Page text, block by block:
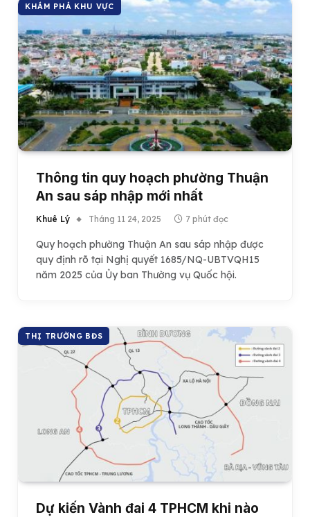
KHÁM PHÁ KHU VỰC
Thông tin quy hoạch phường Thuận
An sau sáp nhập mới nhất
Khuê Lý Tháng 11 24, 2025 7 phút đọc
Quy hoạch phường Thuận An sau sáp nhập được
quy định rõ tại Nghị quyết 1685/NQ-UBTVQH15
năm 2025 của Ủy ban Thường vụ Quốc hội.
THỊ TRƯỜNG BĐS
Dự kiến Vành đai 4 TPHCM khi nào